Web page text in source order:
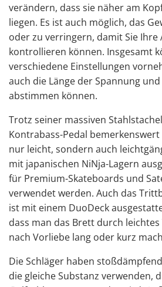
verändern, dass sie näher am
liegen. Es ist auch möglich, das
oder zu verringern, damit Sie Ihre
kontrollieren können. Insgesamt
verschiedene Einstellungen
auch die Länge der Spannung
abstimmen können.
Trotz seiner massiven
Kontrabass-Pedal
nur leicht, sondern auch
mit japanischen NiNja-Lagern
für Premium-Skateboards und
verwendet werden. Auch das
ist mit einem DuoDeck
dass man das Brett durch
nach Vorliebe lang oder kurz
Die Schläger haben
die gleiche Substanz verwenden,